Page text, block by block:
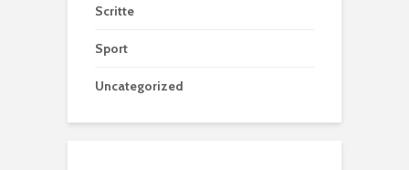
Scritte
Sport
Uncategorized